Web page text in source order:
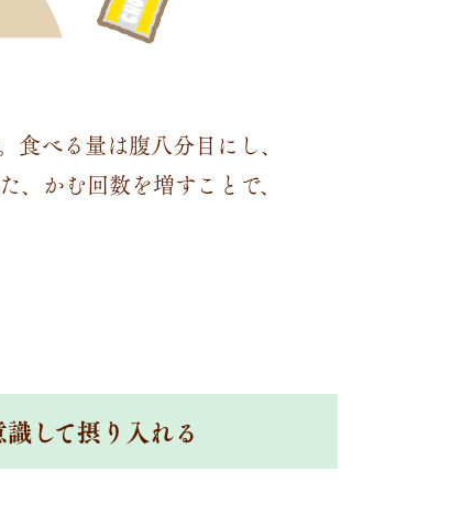
べる量は腹八分目にし、
かむ回数を増すことで、
して摂り入れる